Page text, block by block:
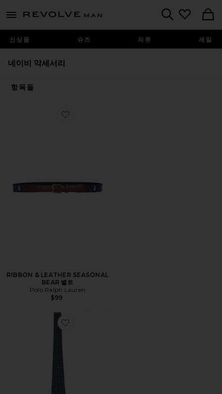
menu - shows more content
Revolve
신상품 슈즈 의류 세일
네이비 악세서리
항목들
Favorite RIBBON & LEATHER SEASONAL BEAR 벨트
RIBBON & LEATHER SEASONAL
BEAR 벨트
Polo Ralph Lauren
$99
Favorite SILK CIRCLE NEAT 넥타이